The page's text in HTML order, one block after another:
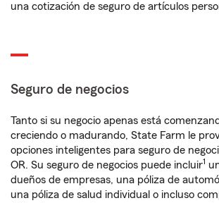
una cotización de seguro de artículos
Seguro de negocios
Tanto si su negocio apenas está
creciendo o madurando, State Farm le
opciones inteligentes para seguro de
OR. Su seguro de negocios puede incluir1
dueños de empresas, una póliza de
una póliza de salud individual o incluso